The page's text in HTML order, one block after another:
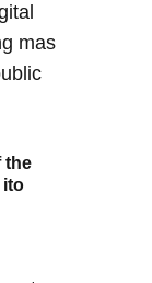
mas
the
ito